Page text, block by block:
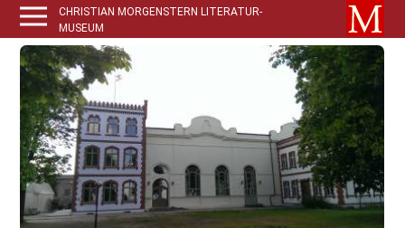
CHRISTIAN MORGENSTERN LITERATUR-
MUSEUM